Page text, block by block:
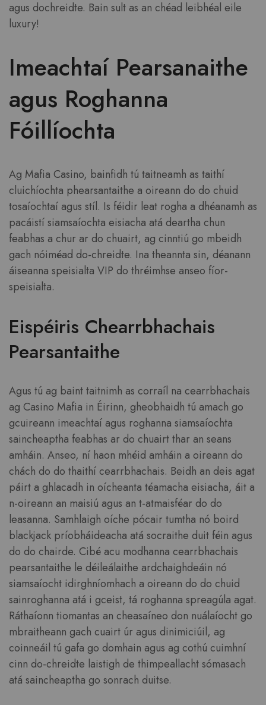
agus dochreidte. Bain sult as an chéad leibhéal eile
luxury!
Imeachtaí Pearsanaithe
agus Roghanna
Fóillíochta
Ag Mafia Casino, bainfidh tú taitneamh as taithí
cluichíochta phearsantaithe a oireann do do chuid
tosaíochtaí agus stíl. Is féidir leat rogha a dhéanamh as
pacáistí siamsaíochta eisiacha atá deartha chun
feabhas a chur ar do chuairt, ag cinntiú go mbeidh
gach nóiméad do-chreidte. Ina theannta sin, déanann
áiseanna speisialta VIP do thréimhse anseo fíor-
speisialta.
Eispéiris Chearrbhachais
Pearsantaithe
Agus tú ag baint taitnimh as corraíl na cearrbhachais
ag Casino Mafia in Éirinn, gheobhaidh tú amach go
gcuireann imeachtaí agus roghanna siamsaíochta
saincheaptha feabhas ar do chuairt thar an seans
amháin. Anseo, ní haon mhéid amháin a oireann do
chách do do thaithí cearrbhachais. Beidh an deis agat
páirt a ghlacadh in oícheanta téamacha eisiacha, áit a
n-oireann an maisiú agus an t-atmaisféar do do
leasanna. Samhlaigh oíche pócair tumtha nó boird
blackjack príobháideacha atá socraithe duit féin agus
do do chairde. Cibé acu modhanna cearrbhachais
pearsantaithe le déileálaithe ardchaighdeáin nó
siamsaíocht idirghníomhach a oireann do do chuid
sainroghanna atá i gceist, tá roghanna spreagúla agat.
Ráthaíonn tiomantas an cheasaíneo don nuálaíocht go
mbraitheann gach cuairt úr agus dinimiciúil, ag
coinneáil tú gafa go domhain agus ag cothú cuimhní
cinn do-chreidte laistigh de thimpeallacht sómasach
atá saincheaptha go sonrach duitse.